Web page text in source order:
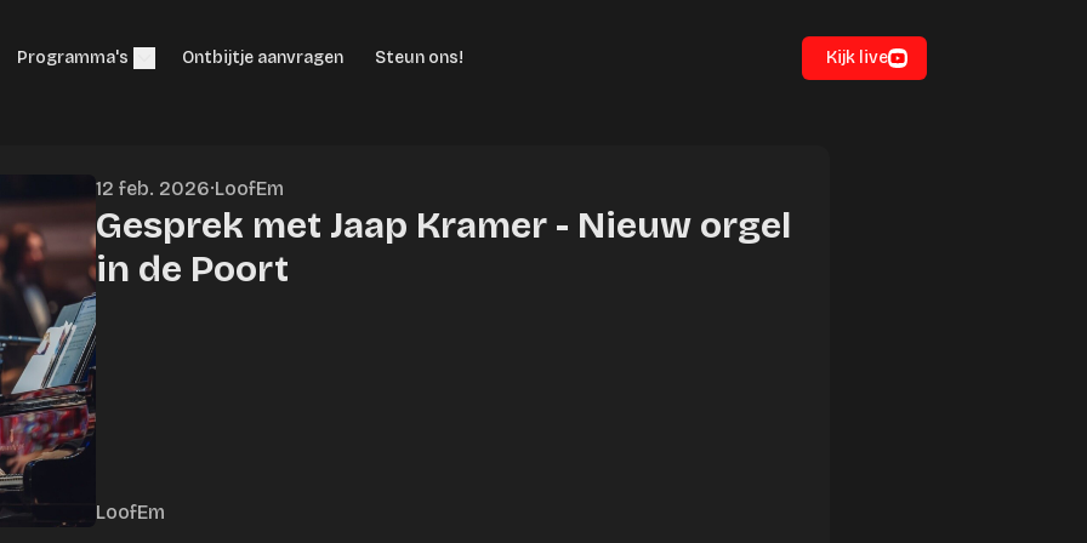
Programma's Ontbijtje aanvragen Steun ons! Kijk live
12 feb. 2026·LoofEm
Gesprek met Jaap Kramer - Nieuw orgel
in de Poort
LoofEm